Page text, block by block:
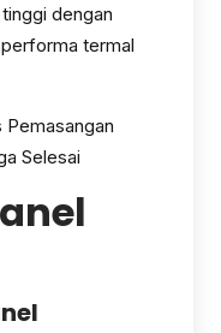
dengan
termal
Selesai